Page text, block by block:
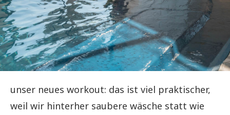
unser neues workout: das ist viel praktischer,
weil wir hinterher saubere wäsche statt wie